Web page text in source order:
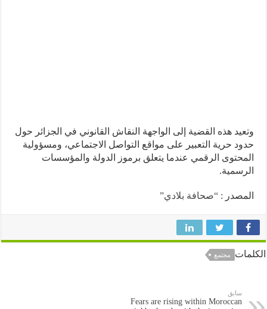
هذه القضية إلى الواجهة النقاش القانوني في الجزائر حول
حرية التعبير على مواقع التواصل الاجتماعي، ومسؤولية
الرقمي عندما يتعلق برموز الدولة والمؤسسات
:“صحافة بلادي”
مجتمع
Fears are rising within Moroccan